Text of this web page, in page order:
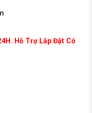
Hỗ Trợ Lắp Đặt Có